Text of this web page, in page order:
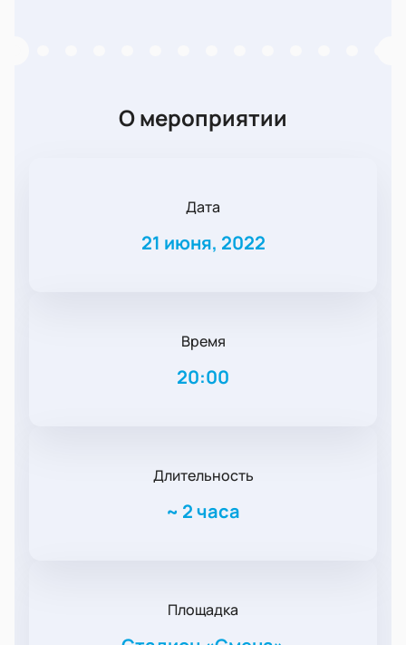
О мероприятии
Дата
21 июня, 2022
Время
20:00
Длительность
~ 2 часа
Площадка